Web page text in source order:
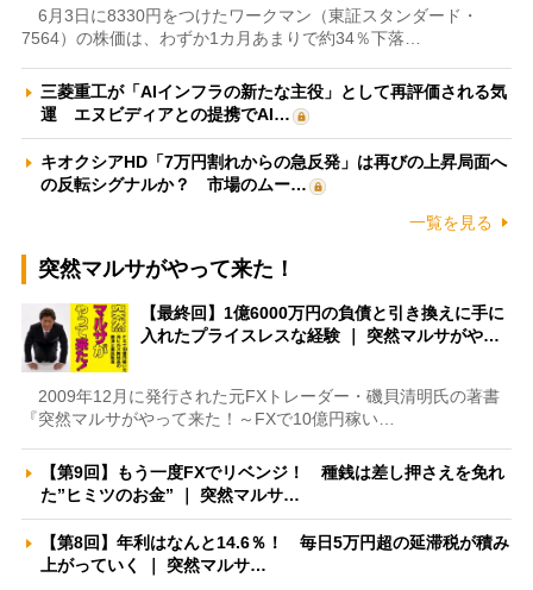
6月3日に8330円をつけたワークマン（東証スタンダード・
7564）の株価は、わずか1カ月あまりで約34％下落…
三菱重工が「AIインフラの新たな主役」として再評価される気
運 エヌビディアとの提携でAI…
キオクシアHD「7万円割れからの急反発」は再びの上昇局面へ
の反転シグナルか？ 市場のムー…
一覧を見る
突然マルサがやって来た！
【最終回】1億6000万円の負債と引き換えに手に
入れたプライスレスな経験 ｜ 突然マルサがや…
2009年12月に発行された元FXトレーダー・磯貝清明氏の著書
『突然マルサがやって来た！～FXで10億円稼い…
【第9回】もう一度FXでリベンジ！ 種銭は差し押さえを免れ
た”ヒミツのお金” ｜ 突然マルサ…
【第8回】年利はなんと14.6％！ 毎日5万円超の延滞税が積み
上がっていく ｜ 突然マルサ…